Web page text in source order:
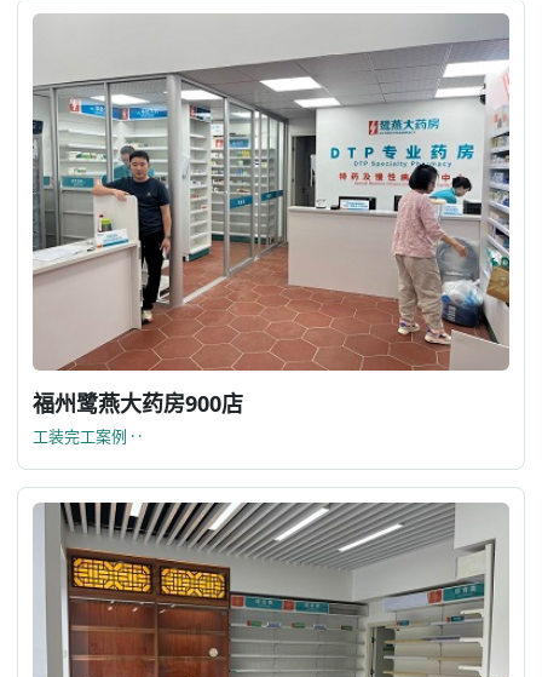
福州鹭燕大药房900店
工装完工案例 · ·